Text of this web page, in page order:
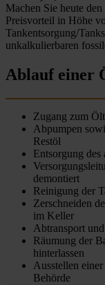
Machen Sie heute
Preisvorteil in Höhe
Tankentsorgung/
unkalkulierbaren
Ablauf einer
Zugang zum
Abpumpen
Restöl
Entsorgung des
demontiert
Reinigung der
Zerschneiden
im Keller
Abtransport
Räumung der
hinterlassen
Ausstellen
Behörde